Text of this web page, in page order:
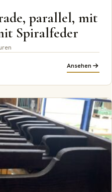
parallel, mit
Spiralfeder
Ansehen